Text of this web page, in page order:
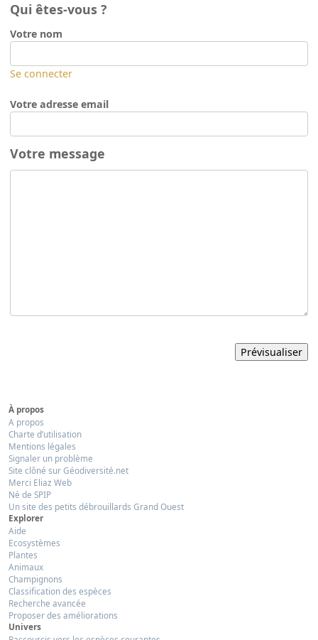
Qui êtes-vous ?
Votre nom
Se connecter
Votre adresse email
Votre message
À propos
A propos
Charte d’utilisation
Mentions légales
Signaler un problème
Site clôné sur Géodiversité.net
Merci Eliaz Web
Né de SPIP
Un site des petits débrouillards Grand Ouest
Explorer
Aide
Ecosystèmes
Plantes
Animaux
Champignons
Classification des espèces
Recherche avancée
Proposer des améliorations
Univers